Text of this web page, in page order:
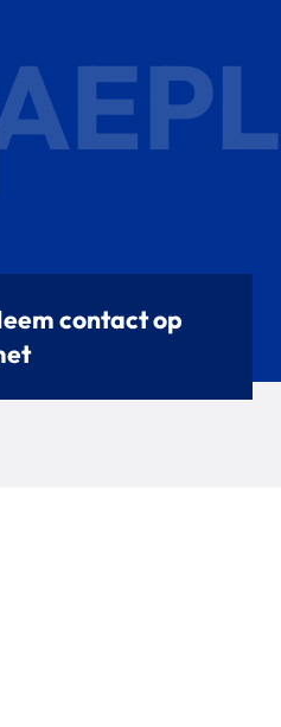
contact op